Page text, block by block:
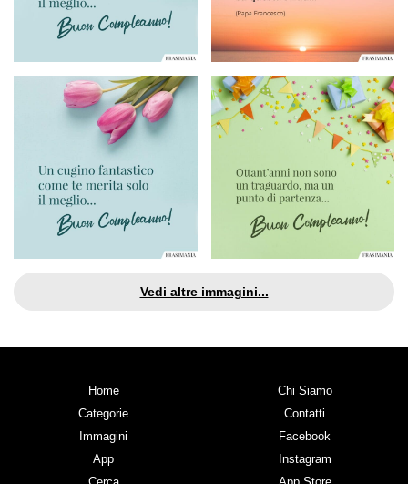
Vedi altre immagini...
Home
Categorie
Immagini
App
Chi Siamo
Contatti
Facebook
Instagram